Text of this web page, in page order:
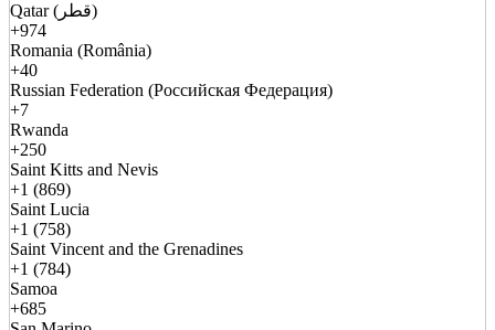
Qatar (قطر)
+974
Romania (România)
+40
Russian Federation (Российская Федерация)
+7
Rwanda
+250
Saint Kitts and Nevis
+1 (869)
Saint Lucia
+1 (758)
Saint Vincent and the Grenadines
+1 (784)
Samoa
+685